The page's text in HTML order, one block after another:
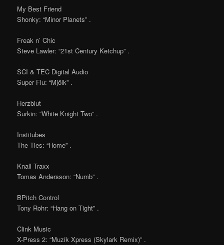
My Best Friend
Shonky: “Minor Planets” .
Freak n’ Chic
Steve Lawler: “21st Century Ketchup” .
SCI & TEC Digital Audio
Super Flu: “Mjölk” .
Herzblut
Surkin: “White Knight Two” .
Institubes
The Ties: “Home” .
Knall Traxx
Tomas Andersson: “Numb” .
BPitch Control
Tony Rohr: “Hang on Tight” .
Clink Music
X-Press 2: “Muzik Xpress (Skylark Remix)” .